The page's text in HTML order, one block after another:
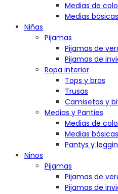
Medias de
Medias
Niñas
Pijamas
Pijamas de
Pijamas de
Ropa interior
Tops y bras
Trusas
Camisetas y
Medias y Panties
Medias de
Medias
Pantys y
Niños
Pijamas
Pijamas de
Pijamas de